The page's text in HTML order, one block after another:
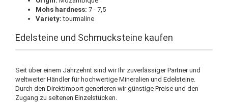
Mohs hardness: 7 - 7,5
Variety: tourmaline
Edelsteine und Schmucksteine kaufen
Seit über einem Jahrzehnt sind wir Ihr zuverlässiger Partner und
weltweiter Händler für hochwertige Mineralien und Edelsteine.
Durch den Direktimport generieren wir günstige Preise und den
Zugang zu seltenen Einzelstücken.